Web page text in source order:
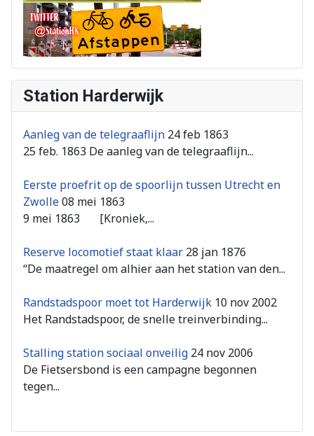
Station Harderwijk
Aanleg van de telegraaflijn 24 feb 1863
25 feb. 1863 De aanleg van de telegraaflijn...
Eerste proefrit op de spoorlijn tussen Utrecht en
Zwolle08 mei 1863
9 mei 1863 [Kroniek,...
Reserve locomotief staat klaar 28 jan 1876
“De maatregel om alhier aan het station van den...
Randstadspoor moet tot Harderwijk 10 nov 2002
Het Randstadspoor, de snelle treinverbinding...
Stalling station sociaal onveilig 24 nov 2006
De Fietsersbond is een campagne begonnen
tegen...